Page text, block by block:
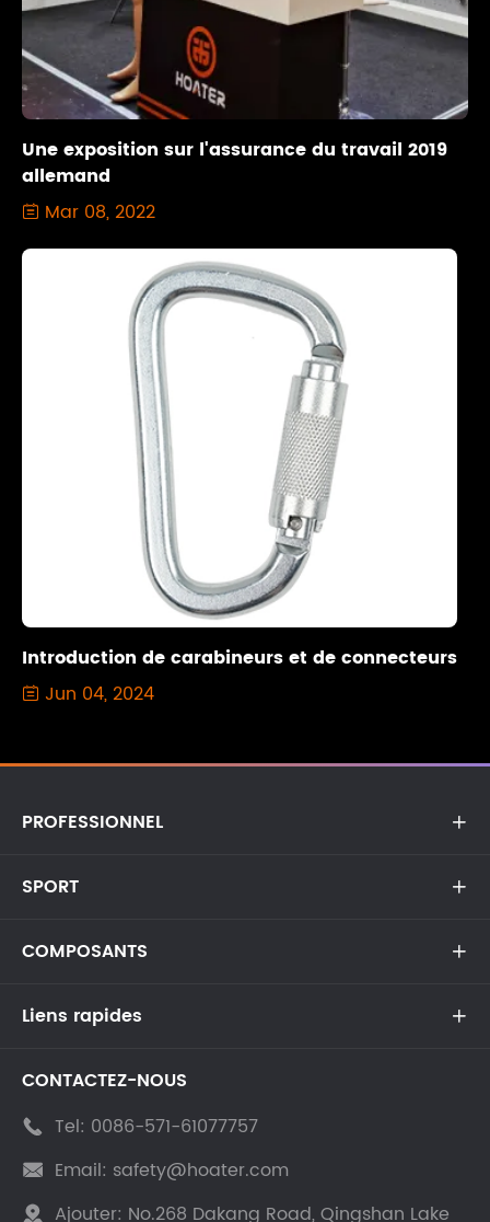
Une exposition sur l'assurance du travail 2019
allemand
 Mar 08, 2022
Introduction de carabineurs et de connecteurs
 Jun 04, 2024
PROFESSIONNEL 
SPORT 
COMPOSANTS 
Liens rapides 
CONTACTEZ-NOUS
 Tel: 0086-571-61077757
 Email: safety@hoater.com
 Ajouter: No.268 Dakang Road, Qingshan Lake